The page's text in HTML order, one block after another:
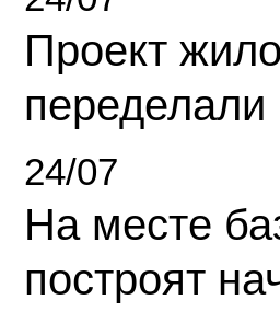
Проект
переделали
24/07
На месте
построят